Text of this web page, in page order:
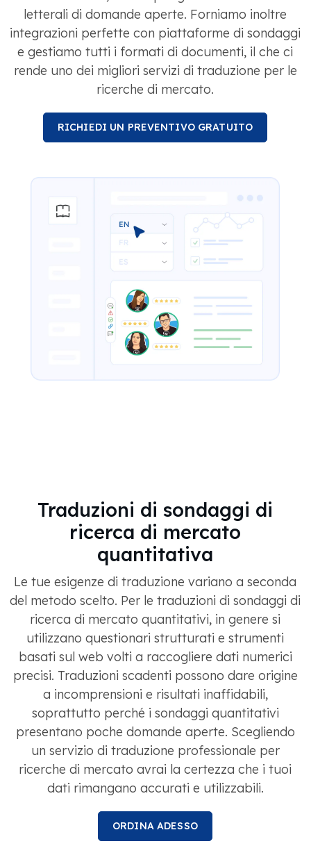
letterali di domande aperte. Forniamo inoltre
integrazioni perfette con piattaforme di sondaggi
e gestiamo tutti i formati di documenti, il che ci
rende uno dei migliori servizi di traduzione per le
ricerche di mercato.
RICHIEDI UN PREVENTIVO GRATUITO
Traduzioni di sondaggi di
ricerca di mercato
quantitativa
Le tue esigenze di traduzione variano a seconda
del metodo scelto. Per le traduzioni di sondaggi di
ricerca di mercato quantitativi, in genere si
utilizzano questionari strutturati e strumenti
basati sul web volti a raccogliere dati numerici
precisi. Traduzioni scadenti possono dare origine
a incomprensioni e risultati inaffidabili,
soprattutto perché i sondaggi quantitativi
presentano poche domande aperte. Scegliendo
un servizio di traduzione professionale per
ricerche di mercato avrai la certezza che i tuoi
dati rimangano accurati e utilizzabili.
ORDINA ADESSO